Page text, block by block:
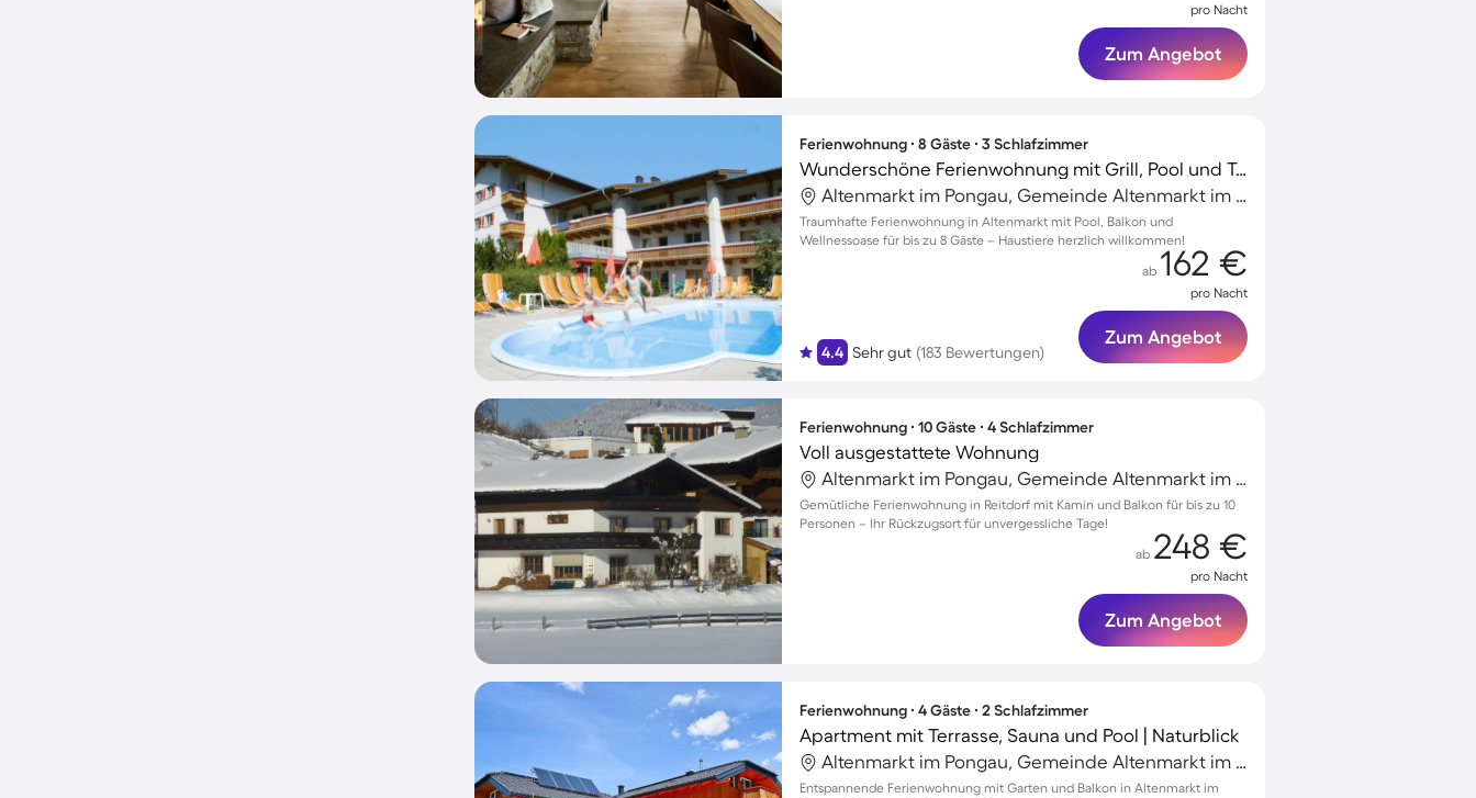
pro Nacht
Zum Angebot
Ferienwohnung ∙ 8 Gäste ∙ 3 Schlafzimmer
Wunderschöne Ferienwohnung mit Grill, Pool und Terrasse | Hunde erlaubt
Altenmarkt im Pongau, Gemeinde Altenmarkt im Pongau, Österreich
Traumhafte Ferienwohnung in Altenmarkt mit Pool, Balkon und
Wellnessoase für bis zu 8 Gäste – Haustiere herzlich willkommen!
4.4 Sehr gut (183 Bewertungen)
ab 162 €
pro Nacht
Zum Angebot
Ferienwohnung ∙ 10 Gäste ∙ 4 Schlafzimmer
Voll ausgestattete Wohnung
Altenmarkt im Pongau, Gemeinde Altenmarkt im Pongau, Österreich
Gemütliche Ferienwohnung in Reitdorf mit Kamin und Balkon für bis zu 10
Personen – Ihr Rückzugsort für unvergessliche Tage!
ab 248 €
pro Nacht
Zum Angebot
Ferienwohnung ∙ 4 Gäste ∙ 2 Schlafzimmer
Apartment mit Terrasse, Sauna und Pool | Naturblick
Altenmarkt im Pongau, Gemeinde Altenmarkt im Pongau, Österreich
Entspannende Ferienwohnung mit Garten und Balkon in Altenmarkt im